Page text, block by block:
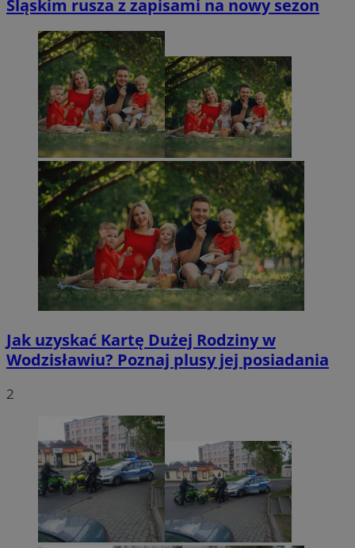
Śląskim rusza z zapisami na nowy sezon
Jak uzyskać Kartę Dużej Rodziny w
Wodzisławiu? Poznaj plusy jej posiadania
2